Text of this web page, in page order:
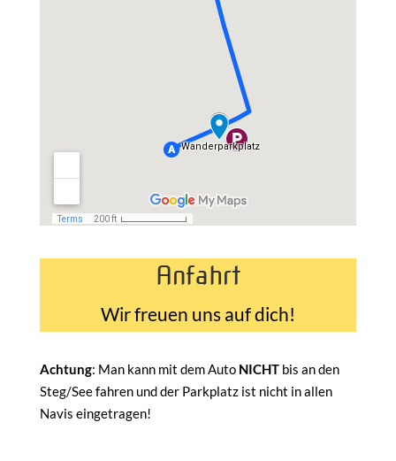
Anfahrt
Wir freuen uns auf dich!
Achtung: Man kann mit dem Auto NICHT bis an den
Steg/See fahren und der Parkplatz ist nicht in allen
Navis eingetragen!